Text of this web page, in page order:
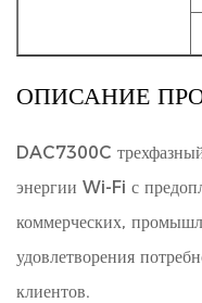
ОПИСАНИЕ
DAC7300C
энергии Wi-Fi с
коммерческих,
удовлетворения
клиентов.